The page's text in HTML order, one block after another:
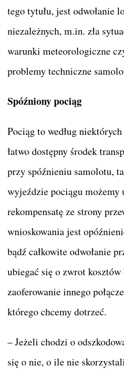
tego tytułu, jest odwołanie
niezależnych, m.in. zła
warunki meteorologiczne
problemy techniczne
Spóźniony pociąg
Pociąg to według
łatwo dostępny środek
przy spóźnieniu samolotu,
wyjeździe pociągu możemy
rekompensatę ze strony
wnioskowania jest
bądź całkowite odwołanie
ubiegać się o zwrot
zaoferowanie innego
którego chcemy dotrzeć.
– Jeżeli chodzi o
się o nie, o ile nie